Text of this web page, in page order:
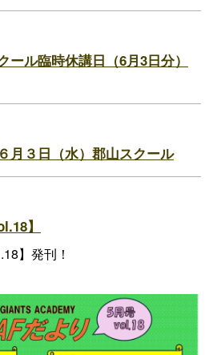
ール臨時休講日（6月3日分）
月３日（水）郡山スクール
】
】発刊！